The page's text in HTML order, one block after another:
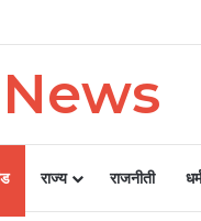
रामनगर एक्सप्रेस, सप्ताह में दो
राज्य राजनीती धर्म